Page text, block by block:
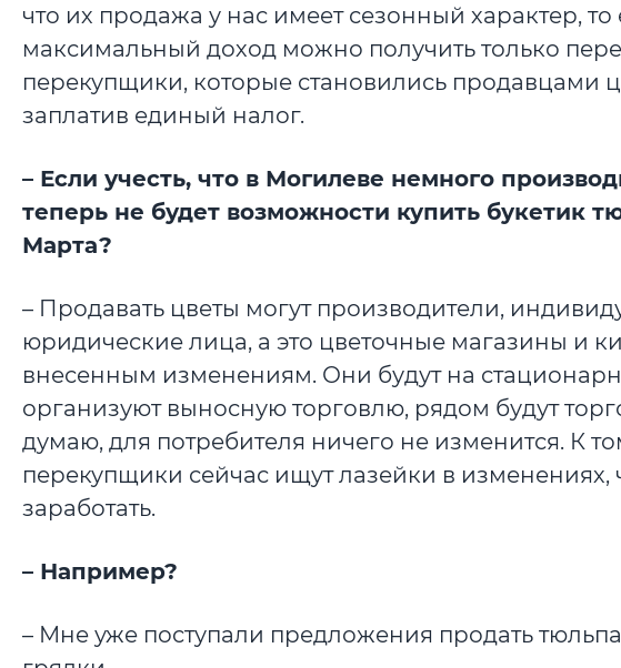
что их продажа у нас имеет сезонный характер,
максимальный доход можно получить только
перекупщики, которые становились продавцами
заплатив единый налог.
– Если учесть, что в Могилеве немного
теперь не будет возможности купить букетик
Марта?
– Продавать цветы могут производители,
юридические лица, а это цветочные магазины и
внесенным изменениям. Они будут на
организуют выносную торговлю, рядом будут
думаю, для потребителя ничего не изменится. К
перекупщики сейчас ищут лазейки в изменениях,
заработать.
– Например?
– Мне уже поступали предложения продать